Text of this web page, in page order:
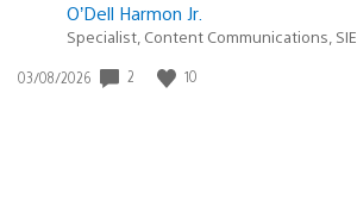
O’Dell Harmon Jr.
Specialist, Content Communications, SIE
Date
03/08/2026 2 10